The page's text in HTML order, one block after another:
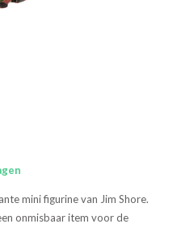
mini figurine van Jim Shore.
onmisbaar item voor de